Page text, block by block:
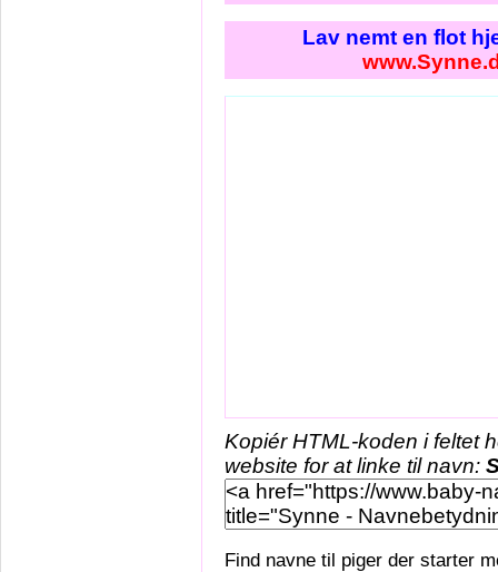
Lav nemt en flot
Kopiér HTML-koden i feltet
website for at linke til navn:
Find navne til piger der starter